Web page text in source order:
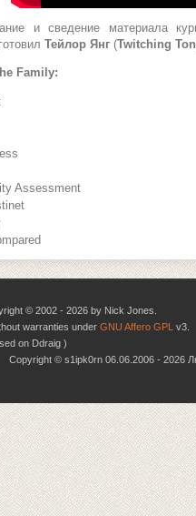
и сведение материала
Тейлор Янг (Twitching
Family:
Assessment
© 2002 - 2026 by Nick Jones.
warranties under GNU Affero GPL v3.
on Ddraig )
Copyright © s1ipk0rn 06.06.2006 - 2026